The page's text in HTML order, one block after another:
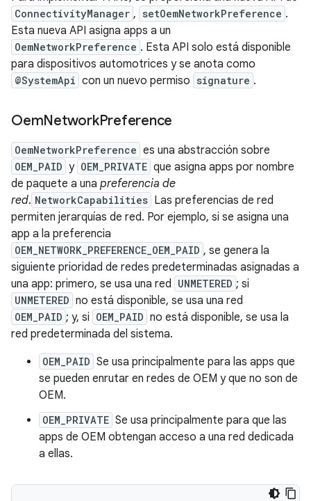
ConnectivityManager , setOemNetworkPreference .
Esta nueva API asigna apps a un
OemNetworkPreference . Esta API solo está disponible
para dispositivos automotrices y se anota como
@SystemApi con un nuevo permiso signature .
OemNetworkPreference
OemNetworkPreference es una abstracción sobre
OEM_PAID y OEM_PRIVATE que asigna apps por nombre
de paquete a una preferencia de
red. NetworkCapabilities Las preferencias de red
permiten jerarquías de red. Por ejemplo, si se asigna una
app a la preferencia
OEM_NETWORK_PREFERENCE_OEM_PAID , se genera la
siguiente prioridad de redes predeterminadas asignadas a
una app: primero, se usa una red UNMETERED ; si
UNMETERED no está disponible, se usa una red
OEM_PAID ; y, si OEM_PAID no está disponible, se usa la
red predeterminada del sistema.
OEM_PAID Se usa principalmente para las apps que
se pueden enrutar en redes de OEM y que no son de
OEM.
OEM_PRIVATE Se usa principalmente para que las
apps de OEM obtengan acceso a una red dedicada
a ellas.